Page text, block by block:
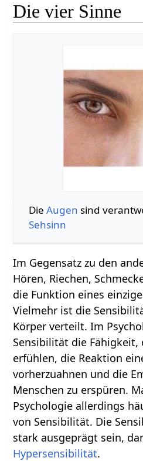
Die vier Sinne
Die Augen sind
Sehsinn
Im Gegensatz zu den
Hören, Riechen,
die Funktion eines
Vielmehr ist die
Körper verteilt. Im
Sensibilität die Fähigkeit,
erfühlen, die Reaktion
vorherzuahnen und die
Menschen zu erspüren.
Psychologie allerdings
von Sensibilität. Die
stark ausgeprägt sein,
Hypersensibilität.